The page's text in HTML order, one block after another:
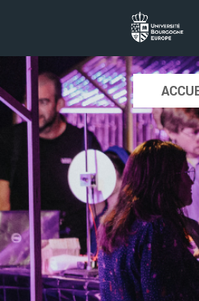
Nuit
des
à
Main menu
Skip to